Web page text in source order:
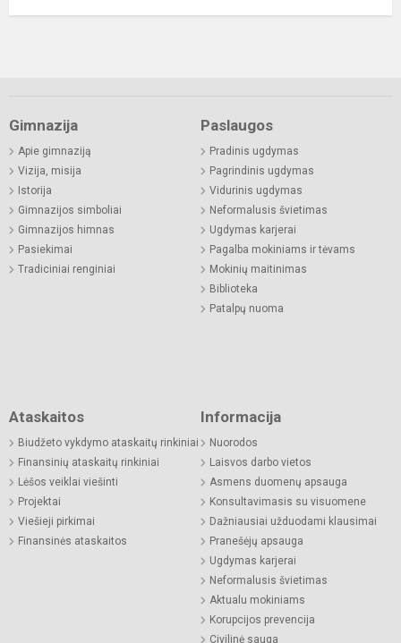
Gimnazija
Apie gimnaziją
Vizija, misija
Istorija
Gimnazijos simboliai
Gimnazijos himnas
Pasiekimai
Tradiciniai renginiai
Paslaugos
Pradinis ugdymas
Pagrindinis ugdymas
Vidurinis ugdymas
Neformalusis švietimas
Ugdymas karjerai
Pagalba mokiniams ir tėvams
Mokinių maitinimas
Biblioteka
Patalpų nuoma
Ataskaitos
Biudžeto vykdymo ataskaitų rinkiniai
Finansinių ataskaitų rinkiniai
Lėšos veiklai viešinti
Projektai
Viešieji pirkimai
Finansinės ataskaitos
Informacija
Nuorodos
Laisvos darbo vietos
Asmens duomenų apsauga
Konsultavimasis su visuomene
Dažniausiai užduodami klausimai
Pranešėjų apsauga
Ugdymas karjerai
Neformalusis švietimas
Aktualu mokiniams
Korupcijos prevencija
Civilinė sauga